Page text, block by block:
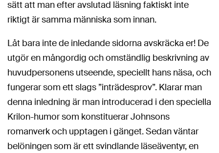
sätt att man efter avslutad läsning faktiskt inte
riktigt är samma människa som innan.
Låt bara inte de inledande sidorna avskräcka er! De
utgör en mångordig och omständlig beskrivning av
huvudpersonens utseende, speciellt hans näsa, och
fungerar som ett slags ”inträdesprov”. Klarar man
denna inledning är man introducerad i den speciella
Krilon-humor som konstituerar Johnsons
romanverk och upptagen i gänget. Sedan väntar
belöningen som är ett svindlande läseäventyr, en